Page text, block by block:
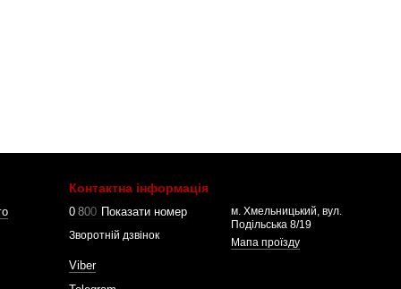
Контактна інформація
0 800 Показати номер
Зворотній дзвінок
Viber
м. Хмельницький, вул.
Подільська 8/19
Мапа проїзду